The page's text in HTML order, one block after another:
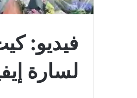
فيديو:
لسارة